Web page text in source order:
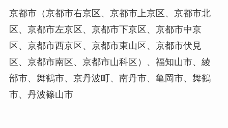
京都市（京都市右京区、京都市上京区、京都市北
区、京都市左京区、京都市下京区、京都市中京
区、京都市西京区、京都市東山区、京都市伏見
区、京都市南区、京都市山科区）、福知山市、綾
部市、舞鶴市、京丹波町、南丹市、亀岡市、舞鶴
市、丹波篠山市